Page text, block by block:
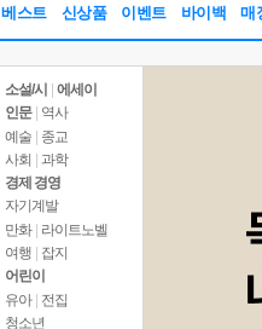
베스트 신상품 이벤트 바이백 매
소설/시
에세이
인문
역사
예술 | 종교
사회 | 과학
경제 경영
자기계발
만화 | 라이트노벨
여행
잡지
어린이
유아 | 전집
청소년